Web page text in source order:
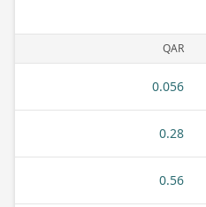
QAR
0.056
0.28
0.56